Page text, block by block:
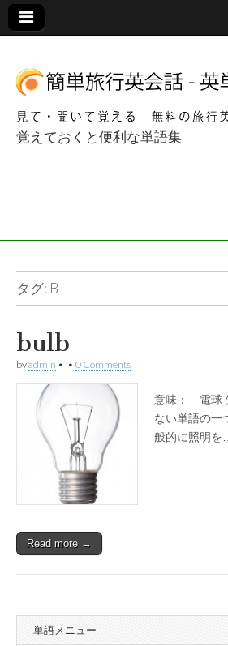
覚えておくと便利な単語集
タグ: B
bulb
byadmin • • 0 Comments
意味： 電球
ない単語の一
般的に照明を…
Read more →
単語メニュー